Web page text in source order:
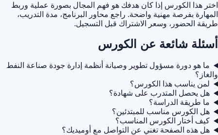
اختر هذا الكورس إذا كان هدفك هو فهم المجال بصورة عملية وربط
المهارة بفرصة مهنية واضحة. راجع محاور البرنامج، مدة التدريب،
طريقة الحضور، وسعر الاشتراك قبل التسجيل.
أسئلة شائعة عن الكورس
ما هو دورة مسؤول تطوير وصيانة أنظمة إدارة جودة صناعة النفط
والغاز؟
لمن يناسب هذا الكورس؟
هل يحصل المتدرب على شهادة؟
ما طريقة الدراسة؟
هل الكورس مناسب للمبتدئين؟
كيف أختار الكورس المناسب؟
هل هذه الصفحة تغني عن التواصل مع أوميديك؟